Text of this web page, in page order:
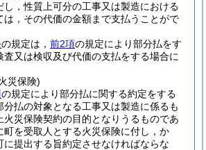
し，性質上可分の工事又は製造における
は，その代価の金額まで支払うことがで
の規定は， 前2項の規定により部分払をす
査又は検収及び代価の支払をする場合に
災保険)
の規定により部分払に関する約定をする
分払の対象となる工事又は製造に係るも
火災保険契約の目的となりうるものであ
町を受取人とする火災保険に付し，か
に提出する旨約定させなければならな